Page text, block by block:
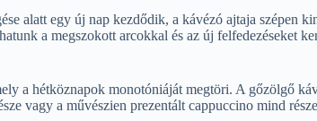
alatt egy új nap kezdődik, a kávézó ajtaja szépen
a megszokott arcokkal és az új felfedezéseket
a hétköznapok monotóniáját megtöri. A gőzölgő
vagy a művészien prezentált cappuccino mind